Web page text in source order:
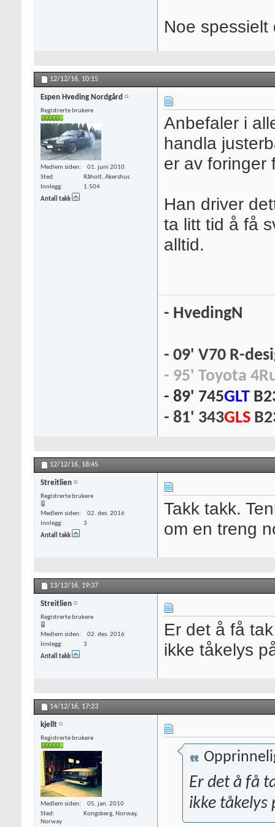
Noe
12/12/16, 10:15
Espen Hveding Nordgård
Registrerte brukere
Medlem siden
01. juni 2010
Sted
Råholt, Akershus
Innlegg
1.504
Antall takk
Anbefaler i
handla
er av foringer
Han driver
ta litt tid å få
alltid.
- HvedingN
- 09' V70 R-
- 95' Toyota
- 89' 745GLT
- 81' 343GLS
12/12/16, 18:45
Streitlien
Registrerte brukere
Medlem siden
02. des. 2016
Innlegg
3
Antall takk
Takk takk.
om en treng
13/12/16, 19:37
Streitlien
Registrerte brukere
Medlem siden
02. des. 2016
Innlegg
3
Antall takk
Er det å få
ikke tåkelys
14/12/16, 17:23
kjellt
Registrerte brukere
Medlem siden
05. jan. 2010
Sted
Kongsberg, Norway,
Norway
Er det å få
ikke tåkelys